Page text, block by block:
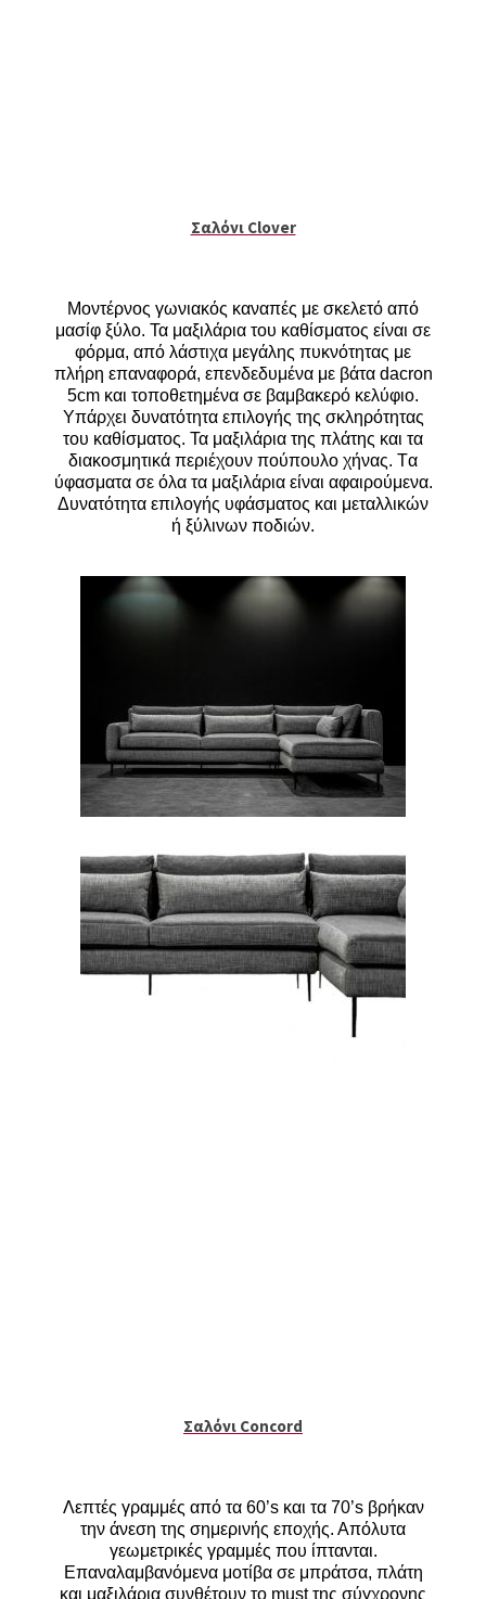
Σαλόνι Clover
Μοντέρνος γωνιακός καναπές με σκελετό από
μασίφ ξύλο. Τα μαξιλάρια του καθίσματος είναι σε
φόρμα, από λάστιχα μεγάλης πυκνότητας με
πλήρη επαναφορά, επενδεδυμένα με βάτα dacron
5cm και τοποθετημένα σε βαμβακερό κελύφιο.
Υπάρχει δυνατότητα επιλογής της σκληρότητας
του καθίσματος. Τα μαξιλάρια της πλάτης και τα
διακοσμητικά περιέχουν πούπουλο χήνας. Tα
ύφασματα σε όλα τα μαξιλάρια είναι αφαιρούμενα.
Δυνατότητα επιλογής υφάσματος και μεταλλικών
ή ξύλινων ποδιών.
Σαλόνι Concord
Λεπτές γραμμές από τα 60’sκαι τα 70’sβρήκαν
την άνεση της σημερινής εποχής. Απόλυτα
γεωμετρικές γραμμές που ίπτανται.
Επαναλαμβανόμενα μοτίβα σε μπράτσα, πλάτη
και μαξιλάρια συνθέτουν το mustτης σύγχρονης